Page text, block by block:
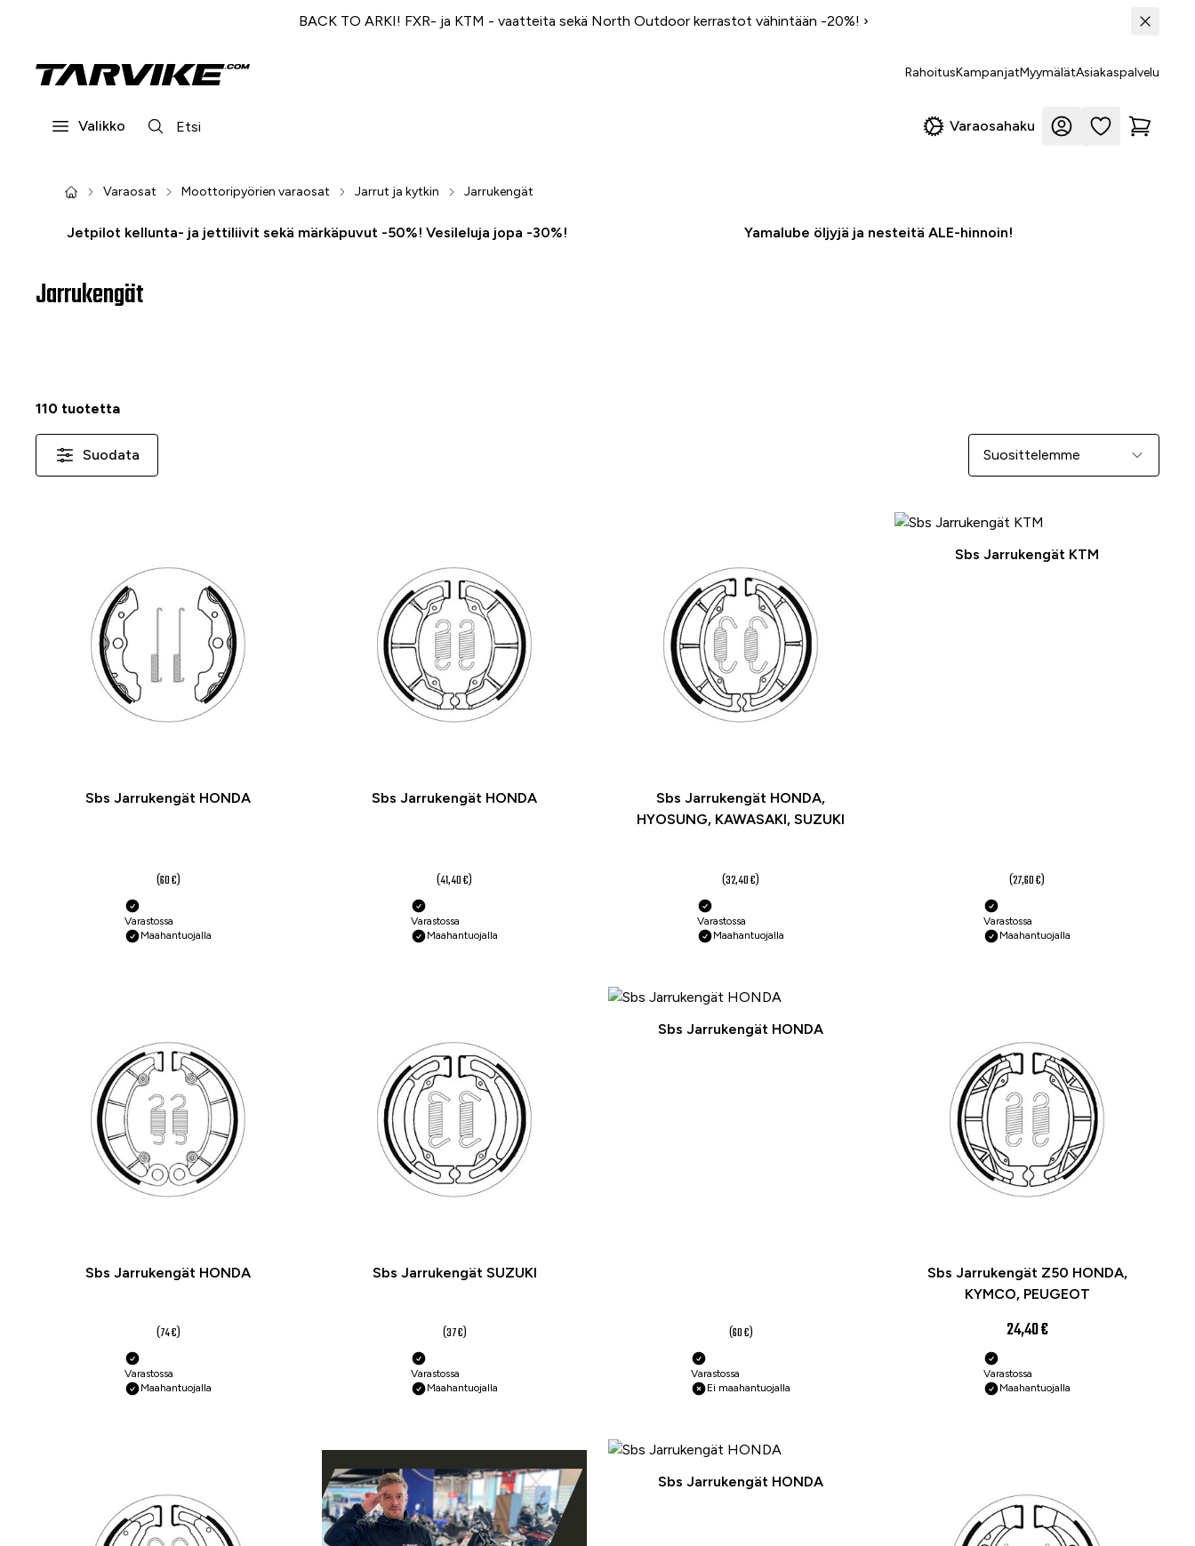
BACK TO ARKI! FXR- ja KTM - vaatteita sekä North Outdoor kerrastot vähintään -20%! ›
RahoitusKampanjatMyymälätAsiakaspalvelu
Valikko Varaosahaku
Varaosat Moottoripyörien varaosat Jarrut ja kytkin Jarrukengät
Jetpilot kellunta- ja jettiliivit sekä märkäpuvut -50%! Vesileluja jopa -30%! Yamalube öljyjä ja nesteitä ALE-hinnoin!
Jarrukengät
110 tuotetta
Suodata Järjestä
Sbs Jarrukengät HONDA
(60 €)
Varastossa
Maahantuojalla
Sbs Jarrukengät HONDA
(41,40 €)
Varastossa
Maahantuojalla
Sbs Jarrukengät HONDA,
HYOSUNG, KAWASAKI, SUZUKI
(32,40 €)
Varastossa
Maahantuojalla
Sbs Jarrukengät KTM
(27,60 €)
Varastossa
Maahantuojalla
Sbs Jarrukengät HONDA
(74 €)
Varastossa
Maahantuojalla
Sbs Jarrukengät SUZUKI
(37 €)
Varastossa
Maahantuojalla
Sbs Jarrukengät HONDA
(60 €)
Varastossa
Ei maahantuojalla
Sbs Jarrukengät Z50 HONDA,
KYMCO, PEUGEOT
24,40 €
Varastossa
Maahantuojalla
Sbs Jarrukengät HONDA